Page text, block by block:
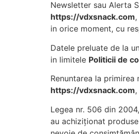
Newsletter sau Alerta
https://vdxsnack.com
in orice moment, cu
Datele preluate de la
in limitele Politicii de
Renuntarea la
https://vdxsnack.com
Legea nr. 506 din
au achiziționat